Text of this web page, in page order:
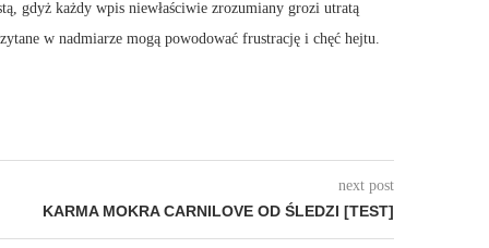
gdyż każdy wpis niewłaściwie zrozumiany grozi utratą
w nadmiarze mogą powodować frustrację i chęć hejtu.
next post
KARMA MOKRA CARNILOVE OD ŚLEDZI [TEST]